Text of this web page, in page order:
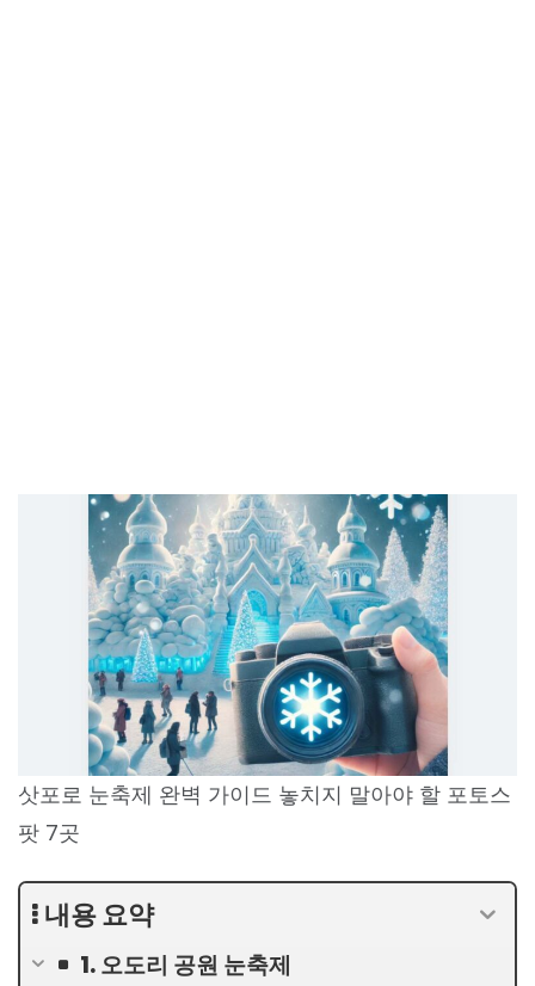
삿포로 눈축제 완벽 가이드 놓치지 말아야 할 포토스
팟 7곳
내용 요약
1. 오도리 공원 눈축제